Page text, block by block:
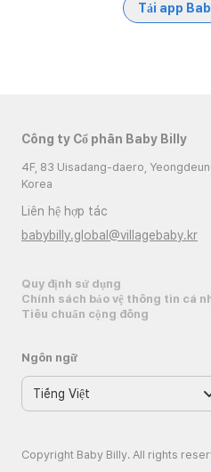
Tải app
Công ty Cổ phần Baby Billy
4F, 83 Uisadang-daero,
Korea
Liên hệ hợp tác
babybilly.global@villagebaby.kr
Quy định sử dụng
Chính sách bảo vệ thông tin cá
Tiêu chuẩn cộng đồng
Ngôn ngữ
Copyright Baby Billy. All rights